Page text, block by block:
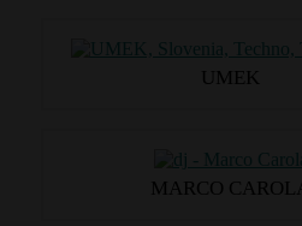
UMEK
MARCO